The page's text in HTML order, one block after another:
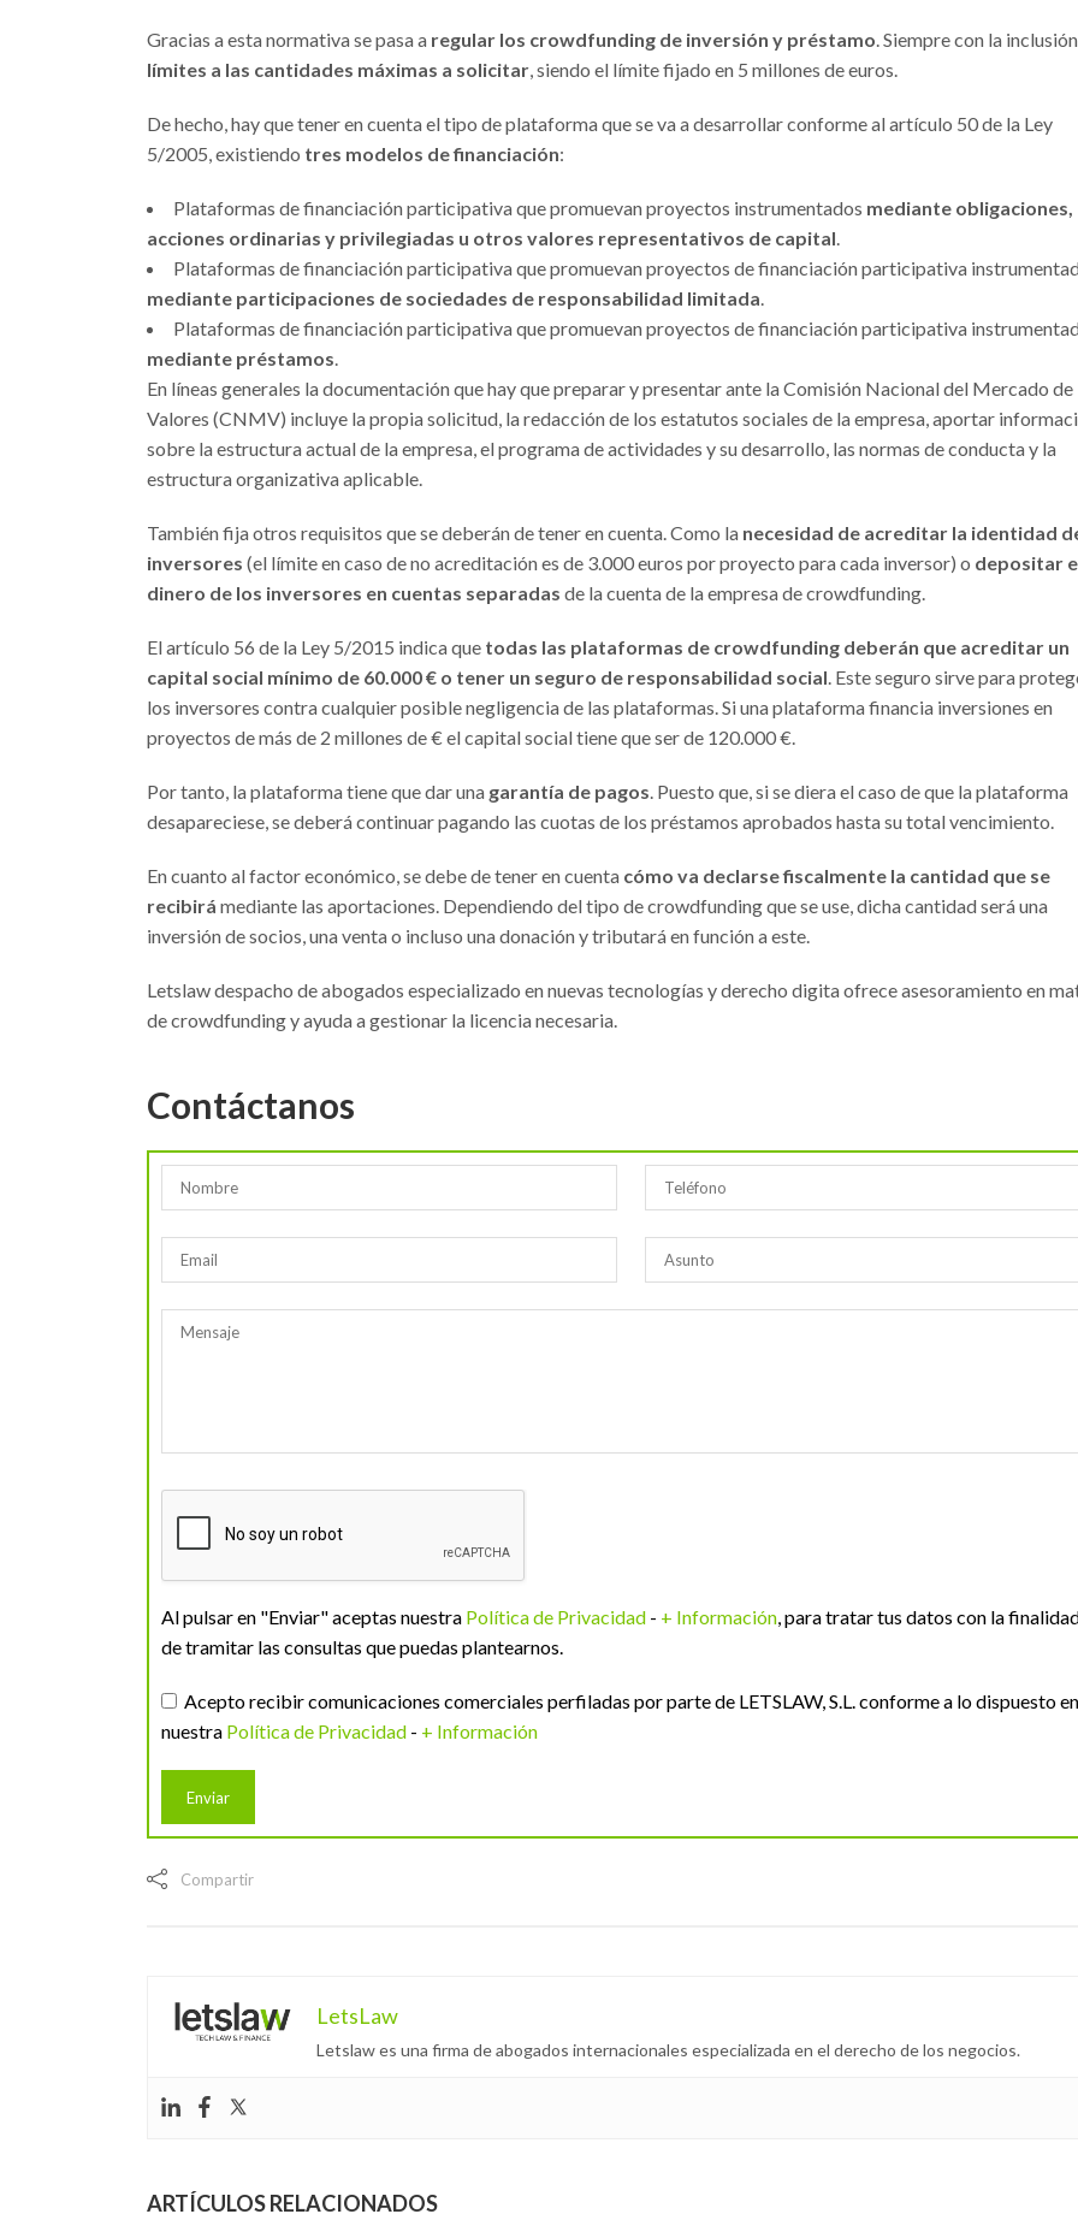
Gracias a esta normativa se pasa a regular los crowdfunding de inversión y préstamo. Siempre con la
límites a las cantidades máximas a solicitar, siendo el límite fijado en 5 millones de euros.
De hecho, hay que tener en cuenta el tipo de plataforma que se va a desarrollar conforme al artículo 50 de la Ley
5/2005, existiendo tres modelos de financiación:
Plataformas de financiación participativa que promuevan proyectos instrumentados mediante obligaciones,
acciones ordinarias y privilegiadas u otros valores representativos de capital.
Plataformas de financiación participativa que promuevan proyectos de financiación participativa
mediante participaciones de sociedades de responsabilidad limitada.
Plataformas de financiación participativa que promuevan proyectos de financiación participativa
mediante préstamos.
En líneas generales la documentación que hay que preparar y presentar ante la Comisión Nacional del Mercado de
Valores (CNMV) incluye la propia solicitud, la redacción de los estatutos sociales de la empresa, aportar
sobre la estructura actual de la empresa, el programa de actividades y su desarrollo, las normas de conducta y la
estructura organizativa aplicable.
También fija otros requisitos que se deberán de tener en cuenta. Como la necesidad de acreditar la identidad
inversores (el límite en caso de no acreditación es de 3.000 euros por proyecto para cada inversor) o depositar
dinero de los inversores en cuentas separadas de la cuenta de la empresa de crowdfunding.
El artículo 56 de la Ley 5/2015 indica que todas las plataformas de crowdfunding deberán que acreditar un
capital social mínimo de 60.000 € o tener un seguro de responsabilidad social. Este seguro sirve para
los inversores contra cualquier posible negligencia de las plataformas. Si una plataforma financia inversiones en
proyectos de más de 2 millones de € el capital social tiene que ser de 120.000 €.
Por tanto, la plataforma tiene que dar una garantía de pagos. Puesto que, si se diera el caso de que la plataforma
desapareciese, se deberá continuar pagando las cuotas de los préstamos aprobados hasta su total vencimiento.
En cuanto al factor económico, se debe de tener en cuenta cómo va declarse fiscalmente la cantidad que se
recibirá mediante las aportaciones. Dependiendo del tipo de crowdfunding que se use, dicha cantidad será una
inversión de socios, una venta o incluso una donación y tributará en función a este.
Letslaw despacho de abogados especializado en nuevas tecnologías y derecho digita ofrece asesoramiento en
de crowdfunding y ayuda a gestionar la licencia necesaria.
Contáctanos
Al pulsar en "Enviar" aceptas nuestra Política de Privacidad - + Información, para tratar tus datos con la
de tramitar las consultas que puedas plantearnos.
Acepto recibir comunicaciones comerciales perfiladas por parte de LETSLAW, S.L. conforme a lo dispuesto en
nuestra Política de Privacidad - + Información
Compartir
LetsLaw
Letslaw es una firma de abogados internacionales especializada en el derecho de los negocios.
ARTÍCULOS RELACIONADOS